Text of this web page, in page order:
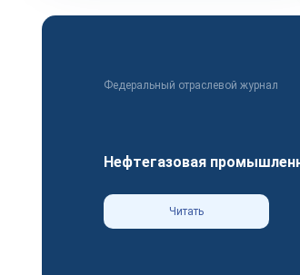
Федеральный отраслевой журнал
Нефтегазовая
Читать